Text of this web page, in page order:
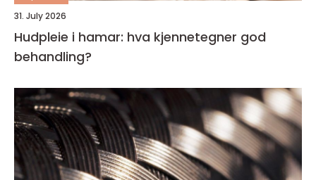
31. July 2026
Hudpleie i hamar: hva kjennetegner god
behandling?